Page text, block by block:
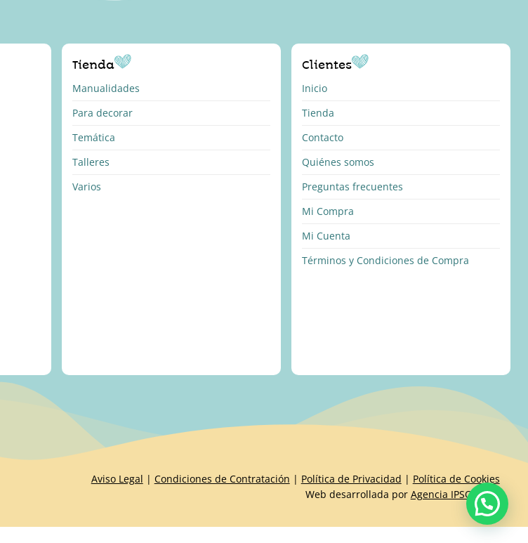
Tienda
Manualidades
Para decorar
Temática
Talleres
Varios
Clientes
Inicio
Tienda
Contacto
Quiénes somos
Preguntas frecuentes
Mi Compra
Mi Cuenta
Términos y Condiciones de Compra
Aviso Legal | Condiciones de Contratación | Política de Privacidad | Política de Cookies
Web desarrollada por Agencia IPSOIDEAS